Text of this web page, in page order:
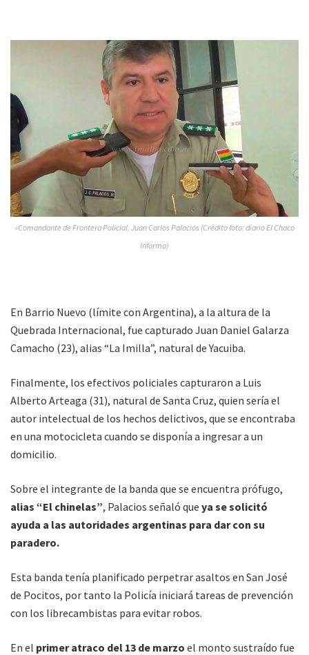
»Comandante de Frontera Policial, Juan Carlos Palacios (Crédito foto: diario El Chaco
Informa)
En Barrio Nuevo (límite con Argentina), a la altura de la
Quebrada Internacional, fue capturado Juan Daniel Galarza
Camacho (23), alias “La Imilla”, natural de Yacuiba.
Finalmente, los efectivos policiales capturaron a Luis
Alberto Arteaga (31), natural de Santa Cruz, quien sería el
autor intelectual de los hechos delictivos, que se encontraba
en una motocicleta cuando se disponía a ingresar a un
domicilio.
Sobre el integrante de la banda que se encuentra prófugo,
alias “El chinelas”, Palacios señaló que ya se solicitó
ayuda a las autoridades argentinas para dar con su
paradero.
Esta banda tenía planificado perpetrar asaltos en San José
de Pocitos, por tanto la Policía iniciará tareas de prevención
con los librecambistas para evitar robos.
En el primer atraco del 13 de marzo el monto sustraído fue